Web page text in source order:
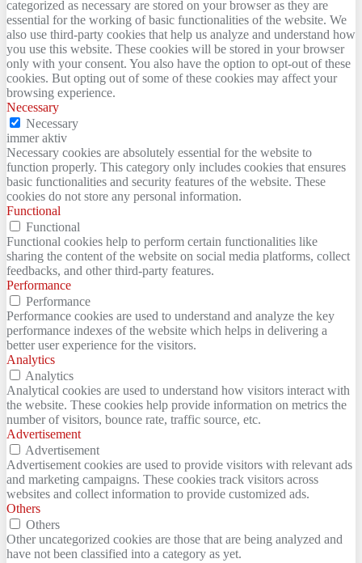
categorized as necessary are stored on your browser as they are
essential for the working of basic functionalities of the website. We
also use third-party cookies that help us analyze and understand how
you use this website. These cookies will be stored in your browser
only with your consent. You also have the option to opt-out of these
cookies. But opting out of some of these cookies may affect your
browsing experience.
Necessary
Necessary
immer aktiv
Necessary cookies are absolutely essential for the website to
function properly. This category only includes cookies that ensures
basic functionalities and security features of the website. These
cookies do not store any personal information.
Functional
Functional
Functional cookies help to perform certain functionalities like
sharing the content of the website on social media platforms, collect
feedbacks, and other third-party features.
Performance
Performance
Performance cookies are used to understand and analyze the key
performance indexes of the website which helps in delivering a
better user experience for the visitors.
Analytics
Analytics
Analytical cookies are used to understand how visitors interact with
the website. These cookies help provide information on metrics the
number of visitors, bounce rate, traffic source, etc.
Advertisement
Advertisement
Advertisement cookies are used to provide visitors with relevant ads
and marketing campaigns. These cookies track visitors across
websites and collect information to provide customized ads.
Others
Others
Other uncategorized cookies are those that are being analyzed and
have not been classified into a category as yet.